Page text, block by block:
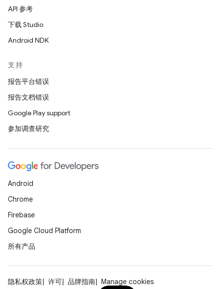
API 参考
下载 Studio
Android NDK
支持
报告平台错误
报告文档错误
Google Play support
参加调查研究
Android
Chrome
Firebase
Google Cloud Platform
所有产品
隐私权政策 许可 品牌指南 Manage cookies